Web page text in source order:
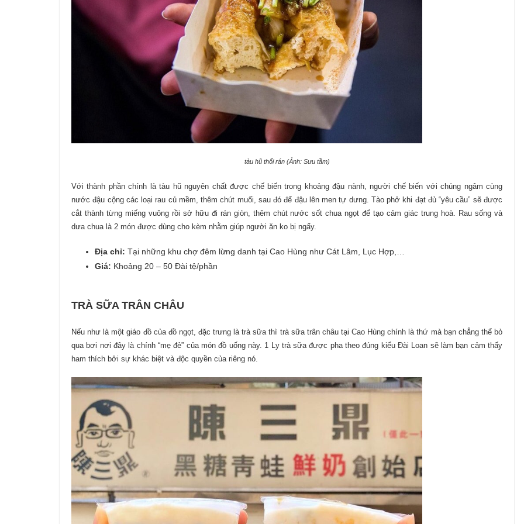
tàu hũ thối rán (Ảnh: Sưu tầm)
Với thành phần chính là tàu hũ nguyên chất được chế biến trong khoảng đậu nành, người chế biến với chúng ngâm cùng
nước đậu cộng các loại rau củ mềm, thêm chút muối, sau đó để đậu lên men tự dưng. Tào phở khi đạt đủ “yêu cầu” sẽ được
cắt thành từng miếng vuông rồi sở hữu đi rán giòn, thêm chút nước sốt chua ngọt để tạo cảm giác trung hoà. Rau sống và
dưa chua là 2 món được dùng cho kèm nhằm giúp người ăn ko bị ngấy.
Địa chỉ: Tại những khu chợ đêm lừng danh tại Cao Hùng như Cát Lâm, Lục Hợp,…
Giá: Khoảng 20 – 50 Đài tệ/phần
TRÀ SỮA TRÂN CHÂU
Nếu như là một giáo đồ của đồ ngọt, đặc trưng là trà sữa thì trà sữa trân châu tại Cao Hùng chính là thứ mà bạn chẳng thể bỏ
qua bơi nơi đây là chính “mẹ đẻ” của món đồ uống này. 1 Ly trà sữa được pha theo đúng kiểu Đài Loan sẽ làm bạn cảm thấy
ham thích bởi sự khác biệt và độc quyền của riêng nó.